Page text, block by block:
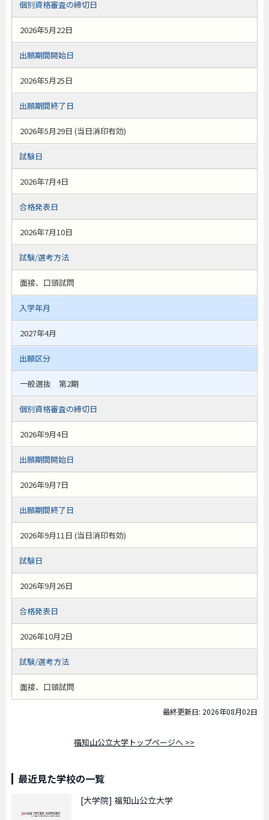
個別資格審査の締切日
2026年5月22日
出願期間開始日
2026年5月25日
出願期間終了日
2026年5月29日 (当日消印有効)
試験日
2026年7月4日
合格発表日
2026年7月10日
試験/選考方法
面接、口頭試問
入学年月
2027年4月
出願区分
一般選抜 第2期
個別資格審査の締切日
2026年9月4日
出願期間開始日
2026年9月7日
出願期間終了日
2026年9月11日 (当日消印有効)
試験日
2026年9月26日
合格発表日
2026年10月2日
試験/選考方法
面接、口頭試問
最終更新日: 2026年08月02日
福知山公立大学トップページへ >>
最近見た学校の一覧
[大学院] 福知山公立大学